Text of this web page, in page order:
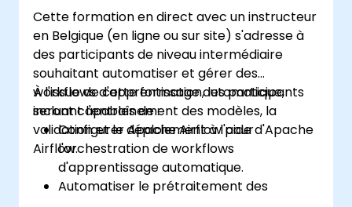
données ; Idéal pour les débutants qui
souhaitent obtenir une certification en Data
Science avec Python et une formation
analytique adaptée au monde professionnel.
Cette formation en direct avec un instructeur
en Belgique (en ligne ou sur site) s'adresse à
des participants de niveau intermédiaire
souhaitant automatiser et gérer des
workflows d'apprentissage automatique,
incluant l'entraînement des modèles, la
validation et le déploiement à l'aide d'Apache
Airflow.
À l'issue de cette formation, les participants
seront capables de :
Configurer Apache Airflow pour
l'orchestration de workflows
d'apprentissage automatique.
Automatiser le prétraitement des